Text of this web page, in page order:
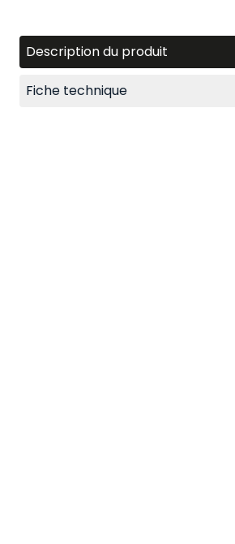
Description du produit
Fiche technique